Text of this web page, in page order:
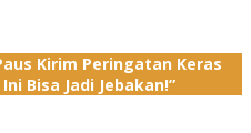
Kirim Peringatan Keras
Bisa Jadi Jebakan!”